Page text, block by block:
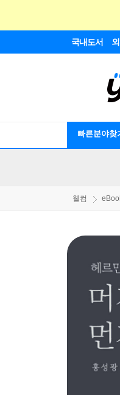
국내도서
빠른분야찾
웰컴